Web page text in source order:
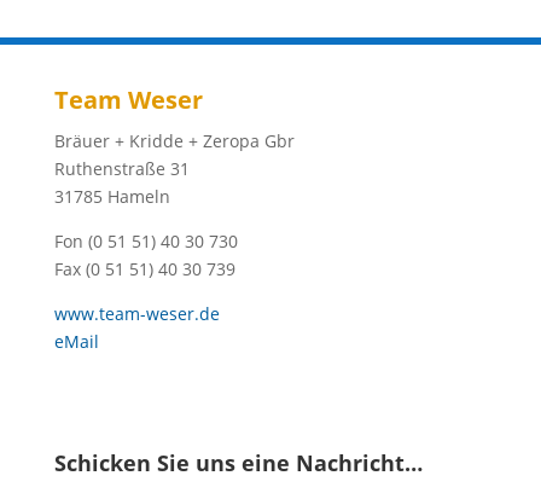
Team Weser
Bräuer + Kridde + Zeropa Gbr
Ruthenstraße 31
31785 Hameln
Fon (0 51 51) 40 30 730
Fax (0 51 51) 40 30 739
www.team-weser.de
eMail
Schicken Sie uns eine Nachricht…